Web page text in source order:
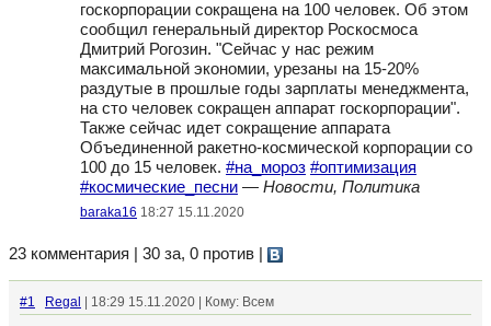
госкорпорации сокращена на 100 человек. Об этом
сообщил генеральный директор Роскосмоса
Дмитрий Рогозин. "Сейчас у нас режим
максимальной экономии, урезаны на 15-20%
раздутые в прошлые годы зарплаты менеджмента,
на сто человек сокращен аппарат госкорпорации".
Также сейчас идет сокращение аппарата
Объединенной ракетно-космической корпорации со
100 до 15 человек. #на_мороз #оптимизация
#космические_песни — Новости, Политика
baraka16 18:27 15.11.2020
23 комментария | 30 за, 0 против
#1 Regal | 18:29 15.11.2020 | Кому: Всем